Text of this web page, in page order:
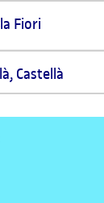
Fiori
, Castellà